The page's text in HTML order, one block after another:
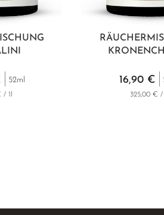
52ml
/ 1l
16,90 €
325,00 € /